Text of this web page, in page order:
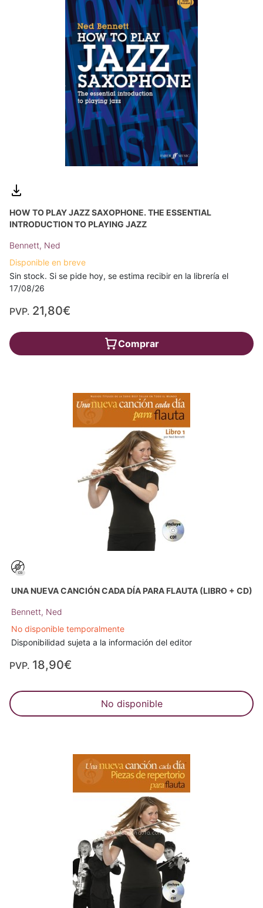
HOW TO PLAY JAZZ SAXOPHONE. THE ESSENTIAL
INTRODUCTION TO PLAYING JAZZ
Bennett, Ned
Disponible en breve
Sin stock. Si se pide hoy, se estima recibir en la librería el
17/08/26
PVP. 21,80€
Comprar
UNA NUEVA CANCIÓN CADA DÍA PARA FLAUTA (LIBRO + CD)
Bennett, Ned
No disponible temporalmente
Disponibilidad sujeta a la información del editor
PVP. 18,90€
No disponible